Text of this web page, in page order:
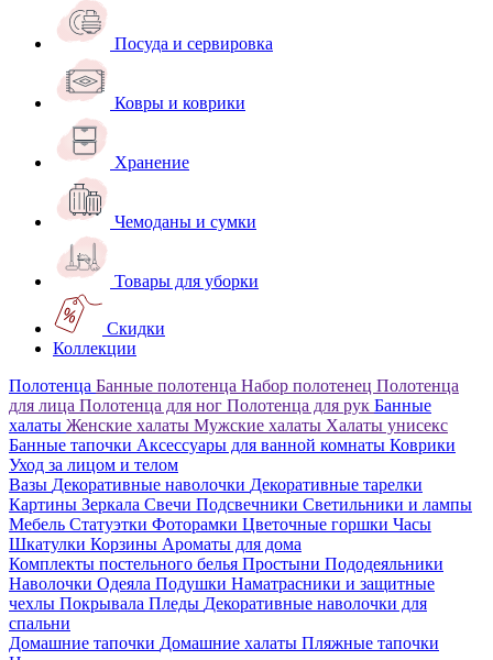
Посуда и сервировка
Ковры и коврики
Хранение
Чемоданы и сумки
Товары для уборки
Скидки
Коллекции
Полотенца Банные полотенца Набор полотенец Полотенца
для лица Полотенца для ног Полотенца для рук Банные
халаты Женские халаты Мужские халаты Халаты унисекс
Банные тапочки Аксессуары для ванной комнаты Коврики
Уход за лицом и телом
Вазы Декоративные наволочки Декоративные тарелки
Картины Зеркала Свечи Подсвечники Светильники и лампы
Мебель Статуэтки Фоторамки Цветочные горшки Часы
Шкатулки Корзины Ароматы для дома
Комплекты постельного белья Простыни Пододеяльники
Наволочки Одеяла Подушки Наматрасники и защитные
чехлы Покрывала Пледы Декоративные наволочки для
спальни
Домашние тапочки Домашние халаты Пляжные тапочки